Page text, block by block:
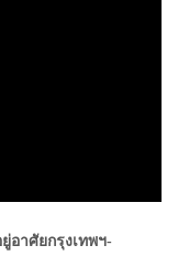
อาศัยกรุงเทพฯ-